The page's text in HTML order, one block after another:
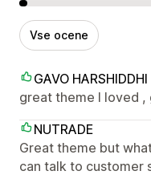
Negativne ocene
Vse ocene
GAVO HARSHIDDHI
great theme I loved
NUTRADE
Great theme but
can talk to customer